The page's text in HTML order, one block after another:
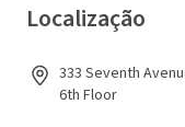
Localização
333 Seventh
6th Floor